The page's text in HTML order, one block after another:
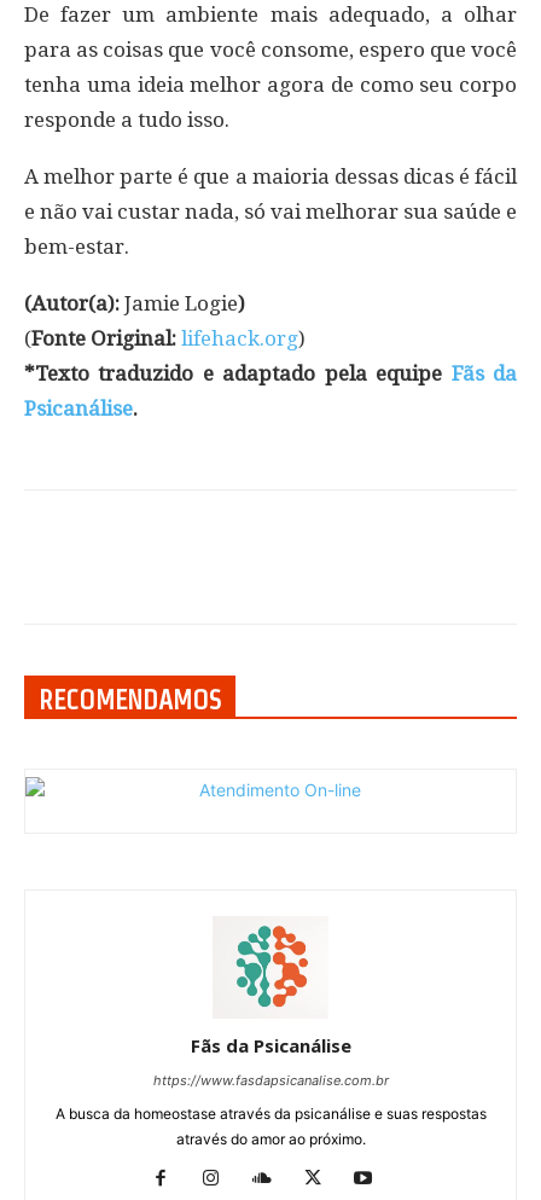
De fazer um ambiente mais adequado, a olhar
para as coisas que você consome, espero que você
tenha uma ideia melhor agora de como seu corpo
responde a tudo isso.
A melhor parte é que a maioria dessas dicas é fácil
e não vai custar nada, só vai melhorar sua saúde e
bem-estar.
(Autor(a): Jamie Logie)
(Fonte Original: lifehack.org)
*Texto traduzido e adaptado pela equipe Fãs da
Psicanálise.
RECOMENDAMOS
Fãs da Psicanálise
https://www.fasdapsicanalise.com.br
A busca da homeostase através da psicanálise e suas respostas
através do amor ao próximo.